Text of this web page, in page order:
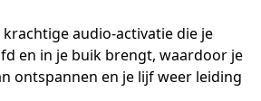
krachtige audio-activatie die je
en in je buik brengt, waardoor je
ontspannen en je lijf weer leiding